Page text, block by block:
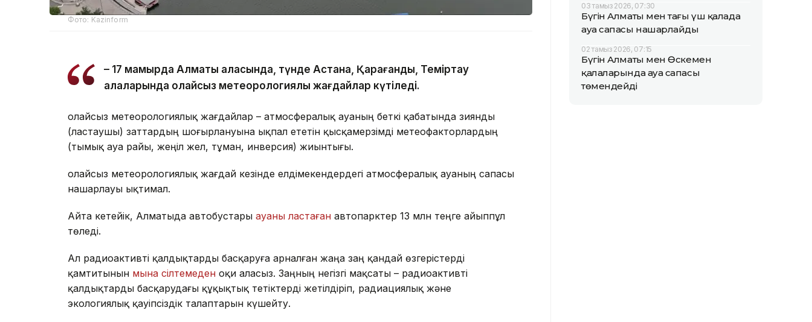
Фото: Kazinform
– 17 мамырда Алматы қаласында, түнде Астана, Қарағанды, Теміртау
қалаларында қолайсыз метеорологиялық жағдайлар күтіледі.
Қолайсыз метеорологиялық жағдайлар – атмосфералық ауаның беткі қабатында зиянды
(ластаушы) заттардың шоғырлануына ықпал ететін қысқамерзімді метеофакторлардың
(тымық ауа райы, жеңіл жел, тұман, инверсия) жиынтығы.
Қолайсыз метеорологиялық жағдай кезінде елдімекендердегі атмосфералық ауаның сапасы
нашарлауы ықтимал.
Айта кетейік, Алматыда автобустары ауаны ластаған автопарктер 13 млн теңге айыппұл
төледі.
Ал радиоактивті қалдықтарды басқаруға арналған жаңа заң қандай өзгерістерді
қамтитынын мына сілтемеден оқи аласыз. Заңның негізгі мақсаты – радиоактивті
қалдықтарды басқарудағы құқықтық тетіктерді жетілдіріп, радиациялық және
экологиялық қауіпсіздік талаптарын күшейту.
03 тамыз 2026, 07:30
Бүгін Алматы мен тағы үш қалада
ауа сапасы нашарлайды
02 тамыз 2026, 07:15
Бүгін Алматы мен Өскемен
қалаларында ауа сапасы
төмендейді